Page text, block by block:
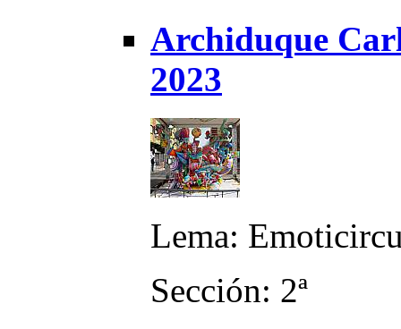
Archiduque
2023
Lema:
Sección: 2ª